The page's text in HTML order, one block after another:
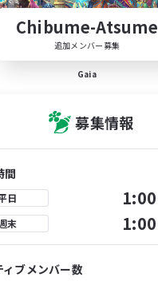
Chibume-Atsume
追加メンバー募集
Gaia
募集情報
間
日 1:00
末 1:00
ィブメンバー数